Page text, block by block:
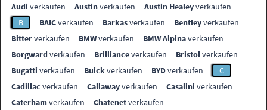
Audi verkaufen Austinverkaufen Austin Healeyverkaufen
B
BAICverkaufen Barkasverkaufen Bentleyverkaufen
Bitterverkaufen BMWverkaufen BMW Alpinaverkaufen
Borgwardverkaufen Brillianceverkaufen Bristolverkaufen
Bugatti verkaufen Buickverkaufen BYDverkaufen
C
Cadillac verkaufen Callawayverkaufen Casalini verkaufen
Caterhamverkaufen Chatenetverkaufen